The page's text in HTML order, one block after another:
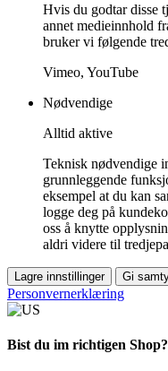
Hvis du godtar disse
annet medieinnhold
bruker vi følgende
Vimeo, YouTube
Nødvendige
Alltid aktive
Teknisk nødvendige
grunnleggende
eksempel at du kan
logge deg på
oss å knytte
aldri videre til
Lagre innstillinger Gi
Personvernerklæring
Bist du im richtigen Shop?